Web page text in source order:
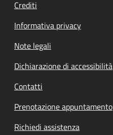
Crediti
Informativa privacy
Note legali
Dichiarazione di accessibilità
Contatti
Prenotazione appuntamento
Richiedi assistenza